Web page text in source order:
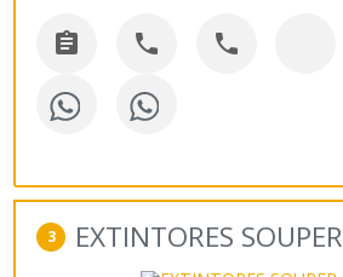
  
3 EXTINTORES SOUPER